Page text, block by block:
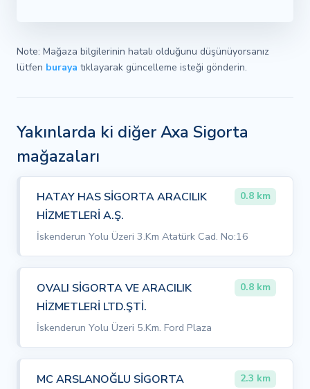
Note: Mağaza bilgilerinin hatalı olduğunu düşünüyorsanız
lütfen buraya tıklayarak güncelleme isteği gönderin.
Yakınlarda ki diğer Axa Sigorta
mağazaları
HATAY HAS SİGORTA ARACILIK
HİZMETLERİ A.Ş.
0.8 km
İskenderun Yolu Üzeri 3.Km Atatürk Cad. No:16
OVALI SİGORTA VE ARACILIK
HİZMETLERİ LTD.ŞTİ.
0.8 km
İskenderun Yolu Üzeri 5.Km. Ford Plaza
MC ARSLANOĞLU SİGORTA
2.3 km